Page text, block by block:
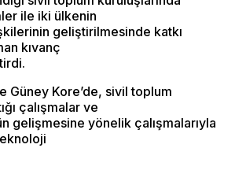
ile iki ülkenin
geliştirilmesinde katkı
kıvanç
Güney Kore’de, sivil toplum
çalışmalar ve
gelişmesine yönelik çalışmalarıyla